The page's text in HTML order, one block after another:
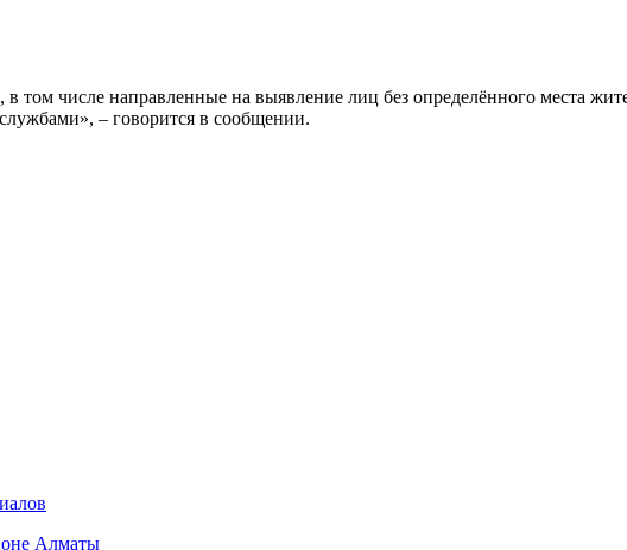
том числе направленные на выявление лиц без определённого места
– говорится в сообщении.
Алматы